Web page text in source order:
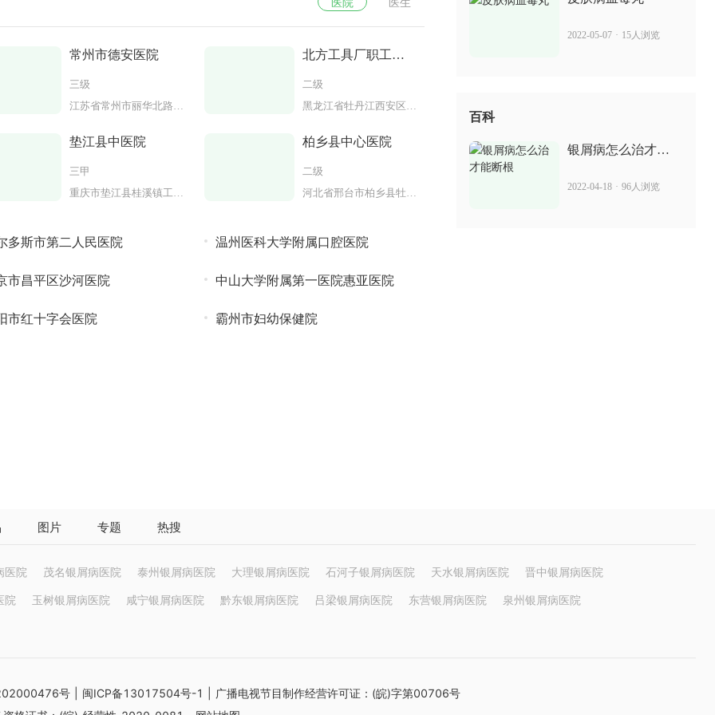
常州市德安医院
三级
江苏省常州市丽华北路157号
北方工具厂职工医
二级
黑龙江省牡丹江西安区西三条路七
垫江县中医院
三甲
重庆市垫江县桂溪镇工农路502号
柏乡县中心医院
二级
河北省邢台市柏乡县牡丹大街与人
多斯市第二人民医院 温州医科大学附属口腔医院
市昌平区沙河医院 中山大学附属第一医院惠亚医院
市红十字会医院 霸州市妇幼保健院
2022-05-07 · 15人浏览
百科
银屑病怎么治才能
2022-04-18 · 96人浏览
图片 专题 热搜
医院 茂名银屑病医院 泰州银屑病医院 大理银屑病医院 石河子银屑病医院 天水银屑病医院 晋中银屑病医院
院 玉树银屑病医院 咸宁银屑病医院 黔东银屑病医院 吕梁银屑病医院 东营银屑病医院 泉州银屑病医院
号 闽ICP备13017504号-1
| 广播电视节目制作经营许可证：(皖)字第00706号